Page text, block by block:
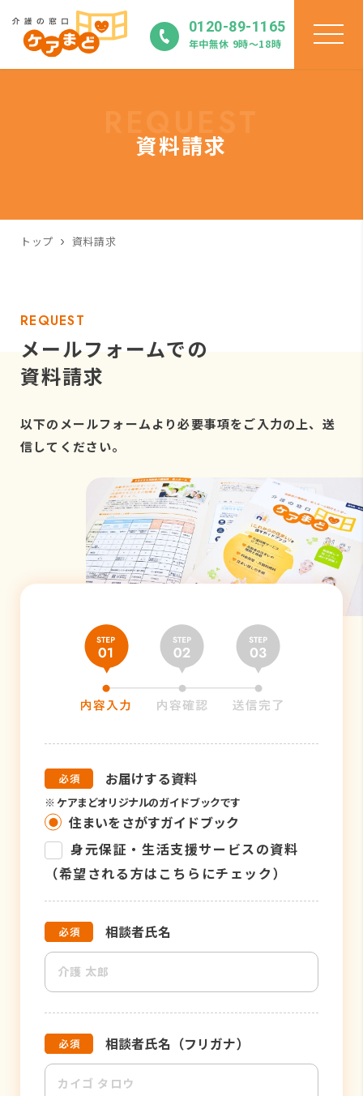
0120-89-1165
年中無休 9時〜18時
資料請求
トップ 資料請求
REQUEST
メールフォームでの
資料請求
以下のメールフォームより必要事項をご入力の上、送
信してください。
お届けする資料
※ ケアまどオリジナルのガイドブックです
住まいをさがすガイドブック
身元保証・生活支援サービスの資料
（希望される方はこちらにチェック）
相談者氏名
相談者氏名（フリガナ）